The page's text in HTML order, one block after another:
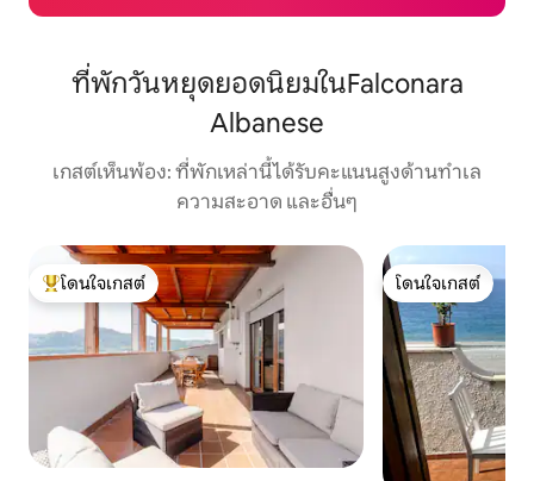
ที่พักวันหยุดยอดนิยมในFalconara
Albanese
เกสต์เห็นพ้อง: ที่พักเหล่านี้ได้รับคะแนนสูงด้านทำเล
ความสะอาด และอื่นๆ
โดนใจเกสต์ที่สุด
โดนใจเกสต์
โดนใจเกสต์
โดนใจเกสต์